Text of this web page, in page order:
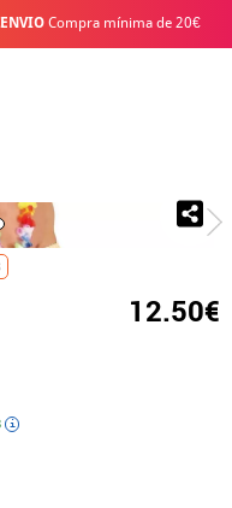
Compra mínima de 20€
12.50€
i